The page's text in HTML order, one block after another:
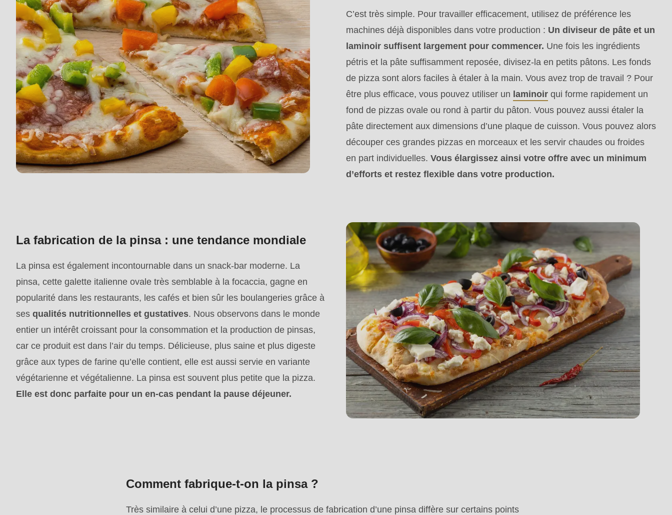
of
type
string
is
deprecated
in
Drupal\rondo_contact\ContactService-
>Drupal\rondo_contact\
{closure}
()
(line
Deprecated
function :
mb_substr():
Passing
null
to
parameter
#1
($string)
of
Drupal\rondo_contact\ContactService-
C’est très simple. Pour travailler efficacement, utilisez de préférence les
machines déjà disponibles dans votre production : Un diviseur de pâte et un
laminoir suffisent largement pour commencer. Une fois les ingrédients
pétris et la pâte suffisamment reposée, divisez-la en petits pâtons. Les fonds
de pizza sont alors faciles à étaler à la main. Vous avez trop de travail ? Pour
être plus efficace, vous pouvez utiliser un laminoir qui forme rapidement un
fond de pizzas ovale ou rond à partir du pâton. Vous pouvez aussi étaler la
pâte directement aux dimensions d’une plaque de cuisson. Vous pouvez alors
découper ces grandes pizzas en morceaux et les servir chaudes ou froides
en part individuelles. Vous élargissez ainsi votre offre avec un minimum
d’efforts et restez flexible dans votre production.
La fabrication de la pinsa : une tendance mondiale
La pinsa est également incontournable dans un snack-bar moderne. La
pinsa, cette galette italienne ovale très semblable à la focaccia, gagne en
popularité dans les restaurants, les cafés et bien sûr les boulangeries grâce à
ses qualités nutritionnelles et gustatives. Nous observons dans le monde
entier un intérêt croissant pour la consommation et la production de pinsas,
car ce produit est dans l’air du temps. Délicieuse, plus saine et plus digeste
grâce aux types de farine qu’elle contient, elle est aussi servie en variante
végétarienne et végétalienne. La pinsa est souvent plus petite que la pizza.
Elle est donc parfaite pour un en-cas pendant la pause déjeuner.
Comment fabrique-t-on la pinsa ?
Très similaire à celui d’une pizza, le processus de fabrication d’une pinsa diffère sur certains points